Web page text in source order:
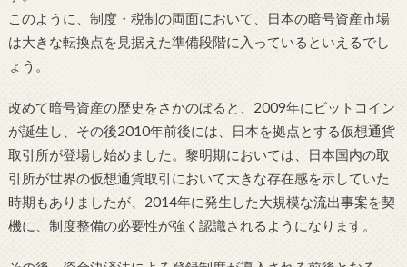
このように、制度・税制の両面において、日本の暗号資産市場
は大きな転換点を見据えた準備段階に入っているといえるでし
ょう。
改めて暗号資産の歴史をさかのぼると、2009年にビットコイン
が誕生し、その後2010年前後には、日本を拠点とする仮想通貨
取引所が登場し始めました。黎明期においては、日本国内の取
引所が世界の仮想通貨取引において大きな存在感を示していた
時期もありましたが、2014年に発生した大規模な流出事案を契
機に、制度整備の必要性が強く認識されるようになります。